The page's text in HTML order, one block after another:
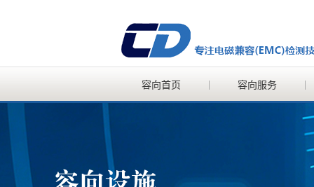
容向首页 容向服务